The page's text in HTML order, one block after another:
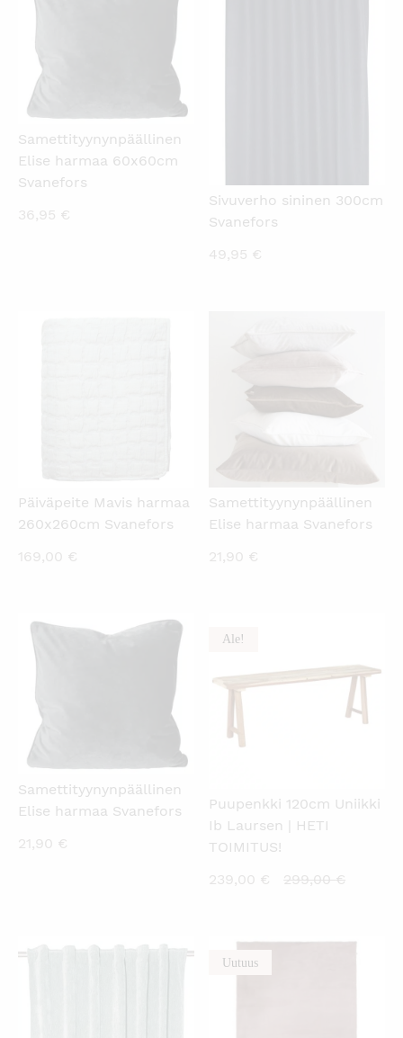
Samettityynynpäällinen
Elise harmaa 60x60cm
Svanefors
36,95 €
Sivuverho sininen 300cm
Svanefors
49,95 €
Päiväpeite Mavis harmaa
260x260cm Svanefors
169,00 €
Samettityynynpäällinen
Elise harmaa Svanefors
21,90 €
Samettityynynpäällinen
Elise harmaa Svanefors
21,90 €
Ale!
Puupenkki 120cm Uniikki
Ib Laursen | HETI
TOIMITUS!
239,00 €
Nykyinen
299,00€
UutuusKATSO PIKANÄKYMÄ